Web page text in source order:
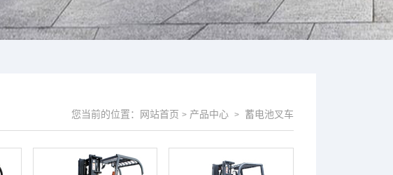
您当前的位置： 网站首页 > 产品中心 > 蓄电池叉车